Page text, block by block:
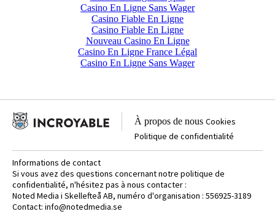
Casino En Ligne Sans Wager
Casino Fiable En Ligne
Casino Fiable En Ligne
Nouveau Casino En Ligne
Casino En Ligne France Légal
Casino En Ligne Sans Wager
À propos de nous Cookies
Politique de confidentialité
Informations de contact
Si vous avez des questions concernant notre politique de
confidentialité, n'hésitez pas à nous contacter :
Noted Media i Skellefteå AB, numéro d'organisation : 556925-3189
Contact: info@notedmedia.se